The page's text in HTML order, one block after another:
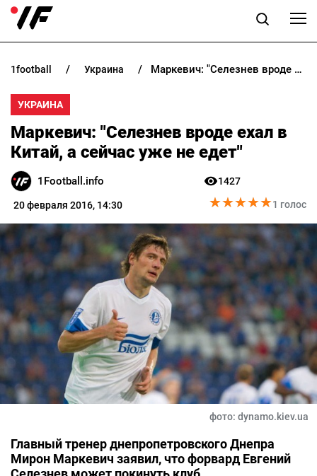
НОВОСТИ
ПРОГНОЗЫ
БУКМЕКЕРЫ
КАЗИНО
РАЗНОЕ
1football украина Маркевич: "Селезнев вроде ехал в Китай, а сейчас уже не едет"
УКРАИНА
Маркевич: "Селезнев вроде ехал в
Китай, а сейчас уже не едет"
1Football.info
20 февраля 2016, 14:30
1427
★★★★★
★★★★★1 голос
фото: dynamo.kiev.ua
Главный тренер днепропетровского Днепра
Мирон Маркевич заявил, что форвард Евгений